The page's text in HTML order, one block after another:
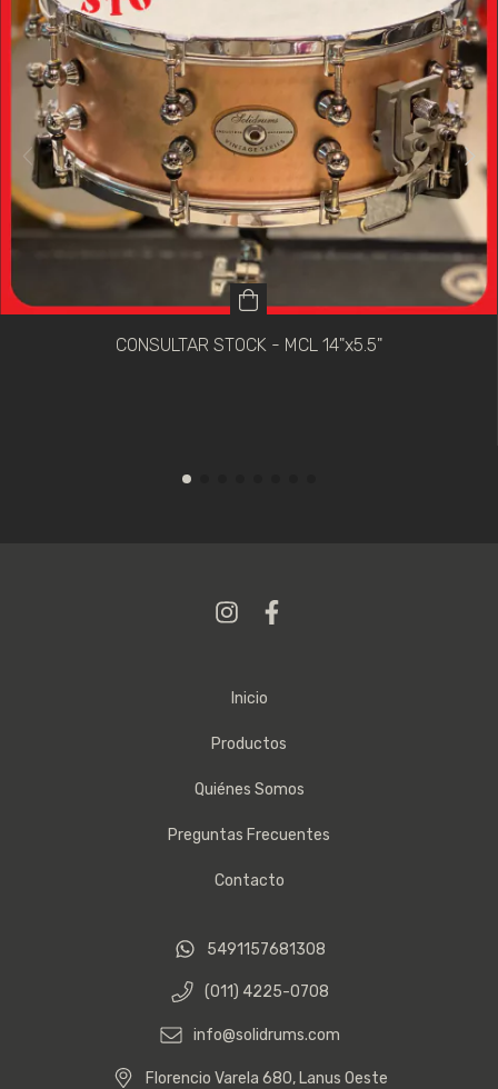
CONSULTAR STOCK - MCL 14"x5.5"
Inicio
Productos
Quiénes Somos
Preguntas Frecuentes
Contacto
5491157681308
(011) 4225-0708
info@solidrums.com
Florencio Varela 680, Lanus Oeste